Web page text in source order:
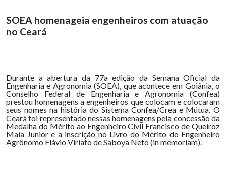
SOEA homenageia engenheiros com atuação
no Ceará
Durante a abertura da 77a edição da Semana Oficial da
Engenharia e Agronomia (SOEA), que acontece em Goiânia, o
Conselho Federal de Engenharia e Agronomia (Confea)
prestou homenagens a engenheiros que colocam e colocaram
seus nomes na história do Sistema Confea/Crea e Mútua. O
Ceará foi representado nessas homenagens pela concessão da
Medalha do Mérito ao Engenheiro Civil Francisco de Queiroz
Maia Junior e a inscrição no Livro do Mérito do Engenheiro
Agrônomo Flávio Viriato de Saboya Neto (in memoriam).